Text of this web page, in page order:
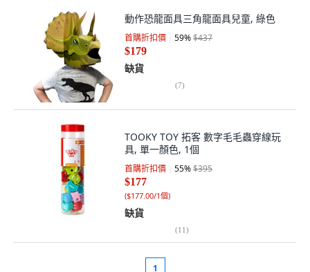
動作恐龍面具三角龍面具兒童, 綠色
首購折扣價 59%$437
$179
缺貨
(7)
TOOKY TOY 拓客 數字毛毛蟲穿線玩
具, 單一顏色, 1個
首購折扣價 55%$395
$177
($177.00/1個)
缺貨
(11)
1